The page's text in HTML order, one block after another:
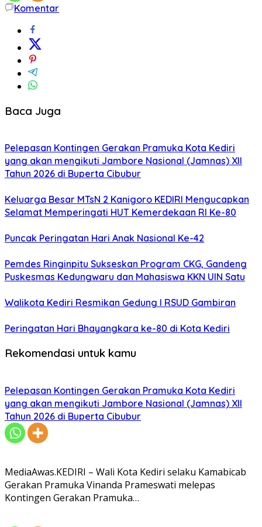
Komentar
Baca Juga
Pelepasan Kontingen Gerakan Pramuka Kota Kediri
yang akan mengikuti Jambore Nasional (Jamnas) XII
Tahun 2026 di Buperta Cibubur
Keluarga Besar MTsN 2 Kanigoro KEDIRI Mengucapkan
Selamat Memperingati HUT Kemerdekaan RI Ke-80
Puncak Peringatan Hari Anak Nasional Ke-42
Pemdes Ringinpitu Sukseskan Program CKG, Gandeng
Puskesmas Kedungwaru dan Mahasiswa KKN UIN Satu
Walikota Kediri Resmikan Gedung I RSUD Gambiran
Peringatan Hari Bhayangkara ke-80 di Kota Kediri
Rekomendasi untuk kamu
Pelepasan Kontingen Gerakan Pramuka Kota Kediri
yang akan mengikuti Jambore Nasional (Jamnas) XII
Tahun 2026 di Buperta Cibubur
MediaAwas.KEDIRI – Wali Kota Kediri selaku Kamabicab
Gerakan Pramuka Vinanda Prameswati melepas
Kontingen Gerakan Pramuka…